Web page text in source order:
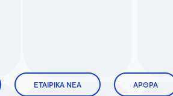
ΕΤΑΙΡΙΚΑ ΝΕΑ ΑΡΘΡΑ